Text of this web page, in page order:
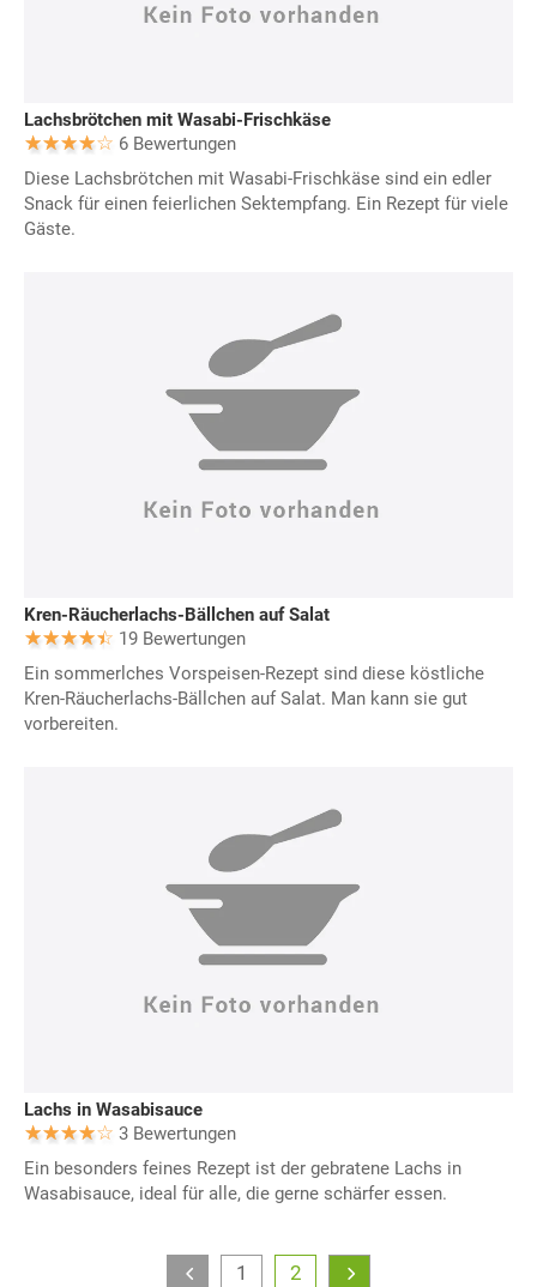
Lachsbrötchen mit Wasabi-Frischkäse
6 Bewertungen
Diese Lachsbrötchen mit Wasabi-Frischkäse sind ein edler
Snack für einen feierlichen Sektempfang. Ein Rezept für viele
Gäste.
Kren-Räucherlachs-Bällchen auf Salat
19 Bewertungen
Ein sommerlches Vorspeisen-Rezept sind diese köstliche
Kren-Räucherlachs-Bällchen auf Salat. Man kann sie gut
vorbereiten.
Lachs in Wasabisauce
3 Bewertungen
Ein besonders feines Rezept ist der gebratene Lachs in
Wasabisauce, ideal für alle, die gerne schärfer essen.
1 2